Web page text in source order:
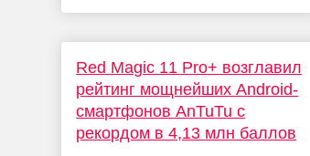
Red Magic 11 Pro+ возглавил
рейтинг мощнейших Android-
смартфонов AnTuTu с
рекордом в 4,13 млн баллов